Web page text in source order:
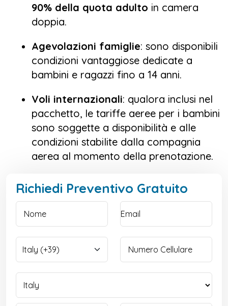
90% della quota adulto in camera
doppia.
Agevolazioni famiglie: sono disponibili
condizioni vantaggiose dedicate a
bambini e ragazzi fino a 14 anni.
Voli internazionali: qualora inclusi nel
pacchetto, le tariffe aeree per i bambini
sono soggette a disponibilità e alle
condizioni stabilite dalla compagnia
aerea al momento della prenotazione.
Richiedi Preventivo Gratuito